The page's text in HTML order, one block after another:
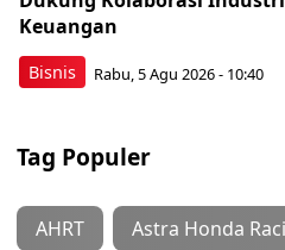
Bisnis
Keuangan
Rabu, 5 Agu 2026 - 10:40
Tag Populer
AHRT Astra Honda